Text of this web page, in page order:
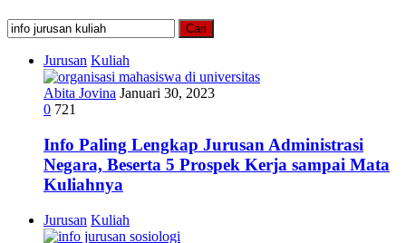
Cari
untuk:
Jurusan Kuliah
Abita Jovina Januari 30, 2023
0 721
Info Paling Lengkap Jurusan Administrasi
Negara, Beserta 5 Prospek Kerja sampai Mata
Kuliahnya
Jurusan Kuliah